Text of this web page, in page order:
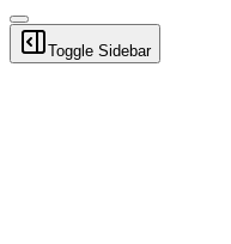
Toggle Sidebar